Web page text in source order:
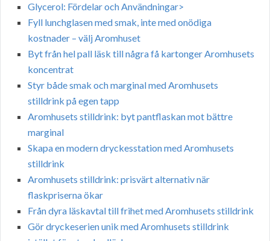
Glycerol: Fördelar och Användningar>
Fyll lunchglasen med smak, inte med onödiga
kostnader – välj Aromhuset
Byt från hel pall läsk till några få kartonger Aromhusets
koncentrat
Styr både smak och marginal med Aromhusets
stilldrink på egen tapp
Aromhusets stilldrink: byt pantflaskan mot bättre
marginal
Skapa en modern dryckesstation med Aromhusets
stilldrink
Aromhusets stilldrink: prisvärt alternativ när
flaskpriserna ökar
Från dyra läskavtal till frihet med Aromhusets stilldrink
Gör dryckeserien unik med Aromhusets stilldrink